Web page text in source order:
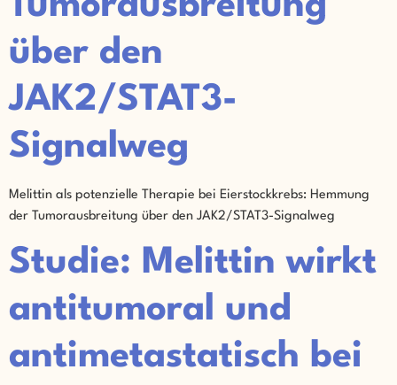
über den
JAK2/STAT3-
Signalweg
Melittin als potenzielle Therapie bei Eierstockkrebs: Hemmung
der Tumorausbreitung über den JAK2/STAT3-Signalweg
Studie: Melittin wirkt
antitumoral und
antimetastatisch bei